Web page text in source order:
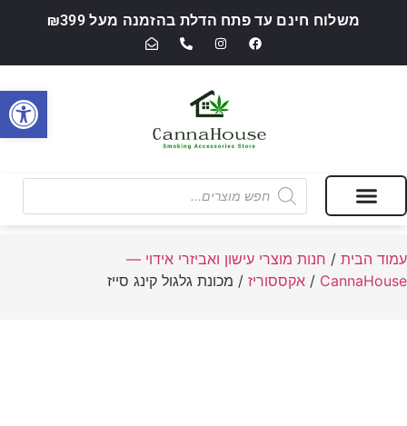
משלוח חינם עד פתח הדלת בהזמנה מעל ₪399
עמוד הבית / חנות מוצרי עישון ואביזרי אידוי —
CannaHouse
/ אקססוריז / מכונת גלגול קינג סייז
פתח